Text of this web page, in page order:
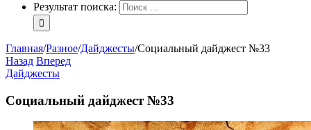
Результат поиска:
Главная/Разное/Дайджесты/Социальный дайджест №33
Назад Вперед
Дайджесты
Социальный дайджест №33